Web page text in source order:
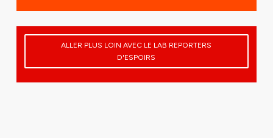
ALLER PLUS LOIN AVEC LE LAB REPORTERS
D'ESPOIRS